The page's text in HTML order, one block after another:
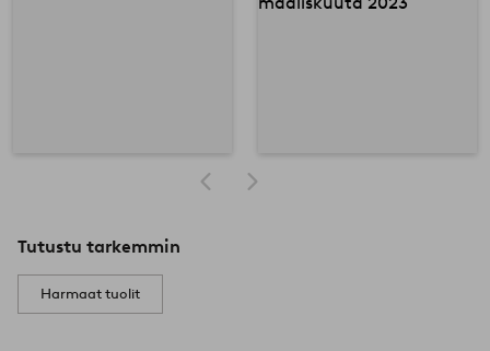
Tutustu tarkemmin
Harmaat tuolit